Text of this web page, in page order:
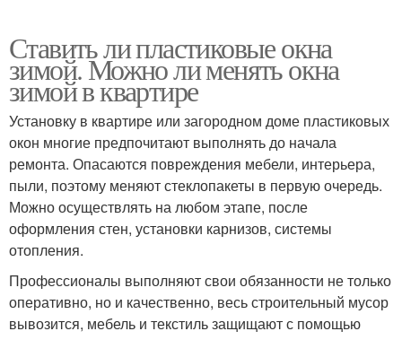
Ставить ли пластиковые окна
зимой. Можно ли менять окна
зимой в квартире
Установку в квартире или загородном доме пластиковых
окон многие предпочитают выполнять до начала
ремонта. Опасаются повреждения мебели, интерьера,
пыли, поэтому меняют стеклопакеты в первую очередь.
Можно осуществлять на любом этапе, после
оформления стен, установки карнизов, системы
отопления.
Профессионалы выполняют свои обязанности не только
оперативно, но и качественно, весь строительный мусор
вывозится, мебель и текстиль защищают с помощью